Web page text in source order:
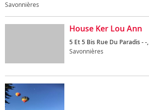
Savonnières
House Ker Lou Ann
5 Et 5 Bis Rue Du Paradis - -,
Savonnières